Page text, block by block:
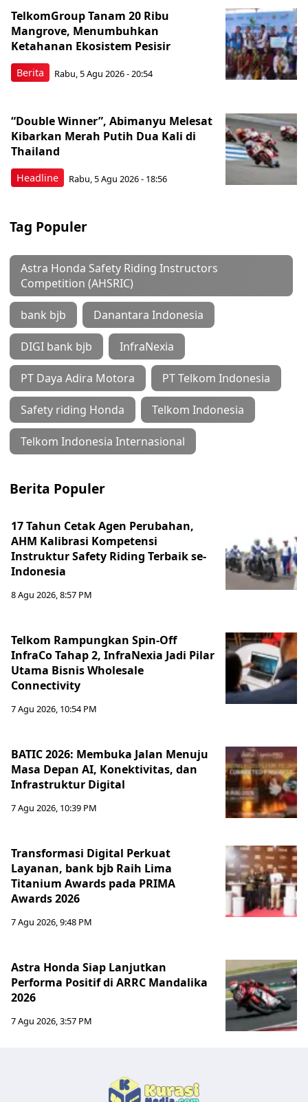
Berita
TelkomGroup Tanam 20 Ribu
Mangrove, Menumbuhkan
Ketahanan Ekosistem Pesisir
Rabu, 5 Agu 2026 - 20:54
Headline
“Double Winner”, Abimanyu Melesat
Kibarkan Merah Putih Dua Kali di
Thailand
Rabu, 5 Agu 2026 - 18:56
Tag Populer
Astra Honda Safety Riding Instructors
Competition (AHSRIC)
bank bjb Danantara Indonesia
DIGI bank bjb InfraNexia
PT Daya Adira Motora PT Telkom Indonesia
Safety riding Honda Telkom Indonesia
Telkom Indonesia Internasional
Berita Populer
17 Tahun Cetak Agen Perubahan,
AHM Kalibrasi Kompetensi
Instruktur Safety Riding Terbaik se-
Indonesia
8 Agu 2026, 8:57 PM
Telkom Rampungkan Spin-Off
InfraCo Tahap 2, InfraNexia Jadi Pilar
Utama Bisnis Wholesale
Connectivity
7 Agu 2026, 10:54 PM
BATIC 2026: Membuka Jalan Menuju
Masa Depan AI, Konektivitas, dan
Infrastruktur Digital
7 Agu 2026, 10:39 PM
Transformasi Digital Perkuat
Layanan, bank bjb Raih Lima
Titanium Awards pada PRIMA
Awards 2026
7 Agu 2026, 9:48 PM
Astra Honda Siap Lanjutkan
Performa Positif di ARRC Mandalika
2026
7 Agu 2026, 3:57 PM